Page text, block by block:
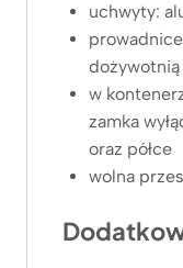
uchwyty:
w
zamka
oraz półce
wolna